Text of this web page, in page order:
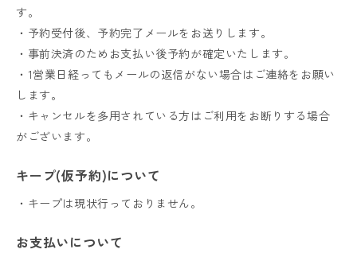
す。
・予約受付後、予約完了メールをお送りします。
・事前決済のためお支払い後予約が確定いたします。
・1営業日経ってもメールの返信がない場合はご連絡をお願い
します。
・キャンセルを多用されている方はご利用をお断りする場合
がございます。
キープ(仮予約)について
・キープは現状行っておりません。
お支払いについて